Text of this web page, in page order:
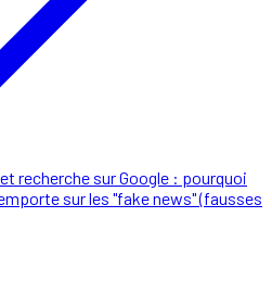
recherche sur Google : pourquoi
sur les "fake news" (fausses